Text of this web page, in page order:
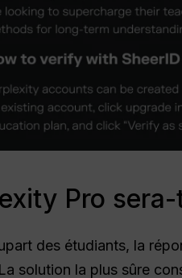
Pro
des étudiants, la
solution la plus sûre